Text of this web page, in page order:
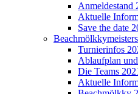
Anmeldestand
Aktuelle
Save the date
Turnierinfos
Ablaufplan
Die Teams
Aktuelle